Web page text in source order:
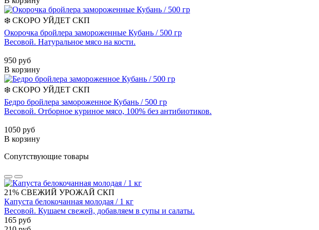
❄️ СКОРО УЙДЕТ СКП
Окорочка бройлера замороженные Кубань / 500 гр
Весовой. Натуральное мясо на кости.
950 руб
В корзину
❄️ СКОРО УЙДЕТ СКП
Бедро бройлера замороженное Кубань / 500 гр
Весовой. Отборное куриное мясо, 100% без антибиотиков.
1050 руб
В корзину
Сопутствующие товары
21% СВЕЖИЙ УРОЖАЙ СКП
Капуста белокочанная молодая / 1 кг
Весовой. Кушаем свежей, добавляем в супы и салаты.
165 руб